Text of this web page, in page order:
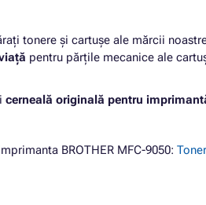
tonere și cartușe ale mărcii
pentru părțile mecanice ale
cerneală originală pentru
BROTHER MFC-9050: